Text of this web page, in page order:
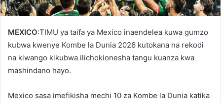
MEXICO:TIMU ya taifa ya Mexico inaendelea kuwa gumzo
kubwa kwenye Kombe la Dunia 2026 kutokana na rekodi
na kiwango kikubwa ilichokionesha tangu kuanza kwa
mashindano hayo.
Mexico sasa imefikisha mechi 10 za Kombe la Dunia katika